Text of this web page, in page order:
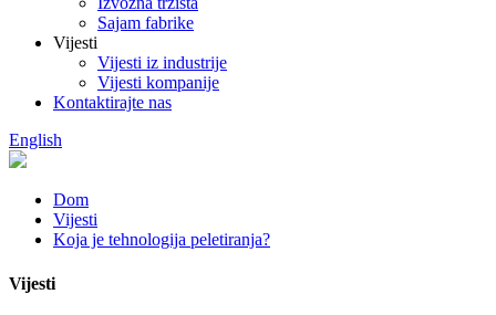
Sajam fabrike
Vijesti
Vijesti iz industrije
Vijesti kompanije
Kontaktirajte nas
English
Dom
Vijesti
Koja je tehnologija peletiranja?
Vijesti